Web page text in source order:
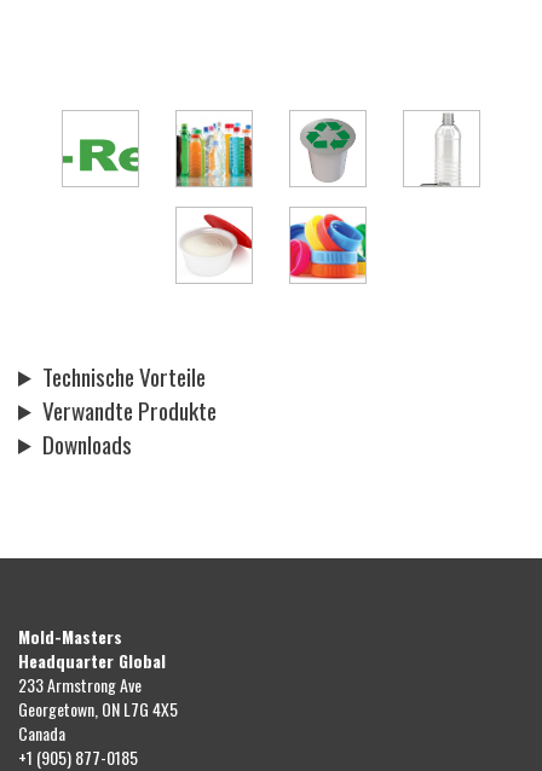
Technische Vorteile
Verwandte Produkte
Downloads
Mold-Masters
Headquarter Global
233 Armstrong Ave
Georgetown, ON L7G 4X5
Canada
+1 (905) 877-0185